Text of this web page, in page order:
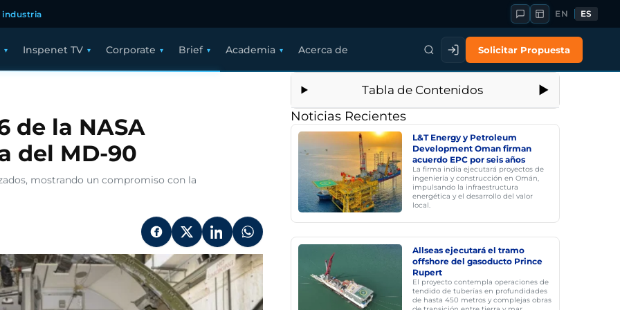
industria EN ES
Inspenet TV Corporate Brief Academia Acerca de Solicitar Propuesta
de la NASA
del MD-90
mostrando un compromiso con la
Tabla de Contenidos
Noticias Recientes
L&T Energy y Petroleum
Development Oman firman
acuerdo EPC por seis años
La firma india ejecutará proyectos de
ingeniería y construcción en Omán,
impulsando la infraestructura
energética y el desarrollo del valor
local.
Allseas ejecutará el tramo
offshore del gasoducto Prince
Rupert
El proyecto contempla operaciones de
tendido de tuberías en profundidades
de hasta 450 metros y complejas obras